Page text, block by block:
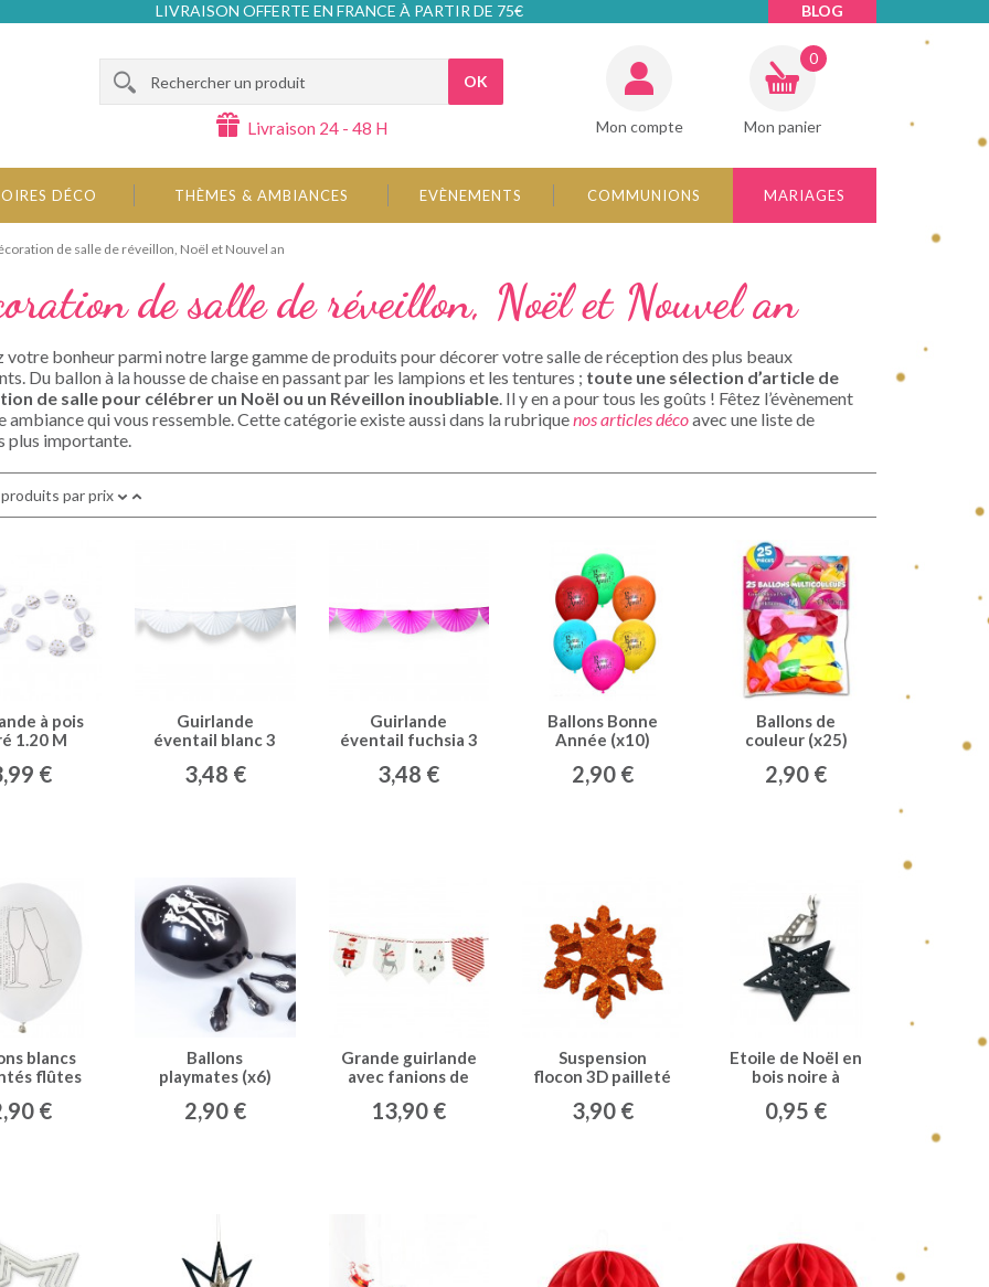
LIVRAISON OFFERTE EN FRANCE À PARTIR DE 75€ BLOG
OK
Livraison 24 - 48 H Mon compte Mon panier
0
DÉCO THÈMES & AMBIANCES EVÈNEMENTS COMMUNIONS MARIAGES
de salle de réveillon, Noël et Nouvel an
de salle de réveillon, Noël et Nouvel an
votre bonheur parmi notre large gamme de produits pour décorer votre salle de réception des plus beaux
Du ballon à la housse de chaise en passant par les lampions et les tentures ; toute une sélection d’article de
de salle pour célébrer un Noël ou un Réveillon inoubliable. Il y en a pour tous les goûts ! Fêtez l’évènement
ambiance qui vous ressemble. Cette catégorie existe aussi dans la rubriquenos articles décoavec une liste de
plus importante.
par prix
à pois
1.20 M
€
Guirlande
éventail blanc 3
3,48 €
Guirlande
éventail fuchsia 3
3,48 €
Ballons Bonne
Année (x10)
2,90 €
Ballons de
couleur (x25)
2,90 €
blancs
flûtes
(x8) €
Ballons
playmates (x6)
2,90 €
Grande guirlande
avec fanions de
13,90 €
Suspension
flocon 3D pailleté
3,90 €
Etoile de Noël en
bois noire à
0,95 €